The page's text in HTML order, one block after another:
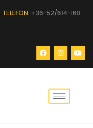
TELEFON: +36-52/614-160